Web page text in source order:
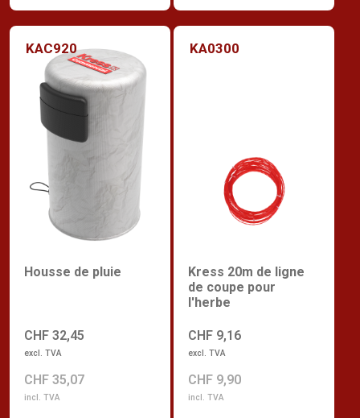
KAC920
Housse de pluie
CHF 32,45
excl. TVA
CHF 35,07
incl. TVA
KA0300
Kress 20m de ligne
de coupe pour
l'herbe
CHF 9,16
excl. TVA
CHF 9,90
incl. TVA